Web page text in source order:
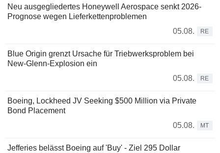
Neu ausgegliedertes Honeywell Aerospace senkt 2026-
Prognose wegen Lieferkettenproblemen
05.08.
RE
Blue Origin grenzt Ursache für Triebwerksproblem bei
New-Glenn-Explosion ein
05.08.
RE
Boeing, Lockheed JV Seeking $500 Million via Private
Bond Placement
05.08.
MT
Jefferies belässt Boeing auf 'Buy' - Ziel 295 Dollar